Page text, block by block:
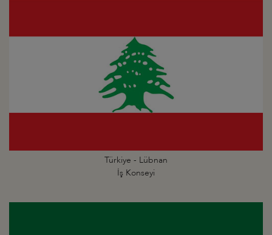
Türkiye - Lübnan
İş Konseyi